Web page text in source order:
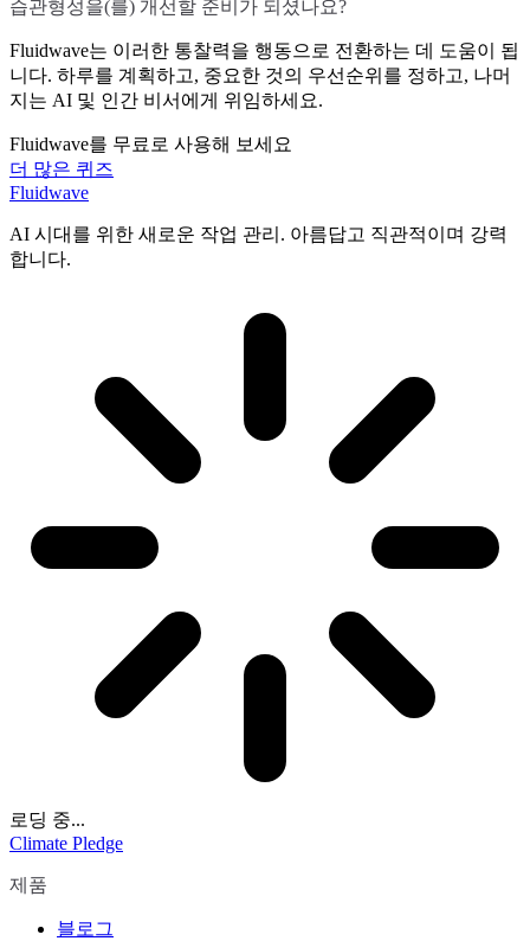
습관형성을(를) 개선할 준비가 되셨나요?
Fluidwave는 이러한 통찰력을 행동으로 전환하는 데 도움이 됩
니다. 하루를 계획하고, 중요한 것의 우선순위를 정하고, 나머
지는 AI 및 인간 비서에게 위임하세요.
Fluidwave를 무료로 사용해 보세요
더 많은 퀴즈
Fluidwave
AI 시대를 위한 새로운 작업 관리. 아름답고 직관적이며 강력
합니다.
로딩 중...
Climate Pledge
제품
블로그